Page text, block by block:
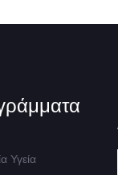
Υγεία